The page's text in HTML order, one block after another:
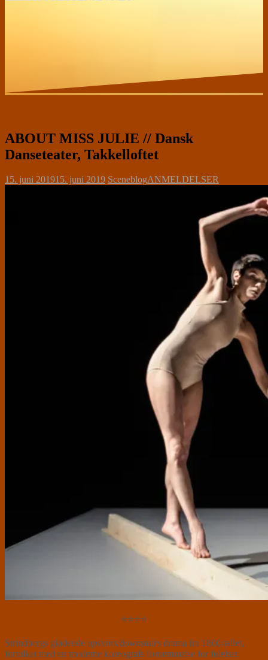
ABOUT MISS JULIE // Dansk
Danseteater, Takkelloftet
15. juni 201915. juni 2019 SceneblogANMELDELSER
⭐⭐⭐⭐
Strindbergs glødende upstairs/downstairs drama fra 1800-tallet,
fortolket med en moderne koreografs fornemmelse for følelser.